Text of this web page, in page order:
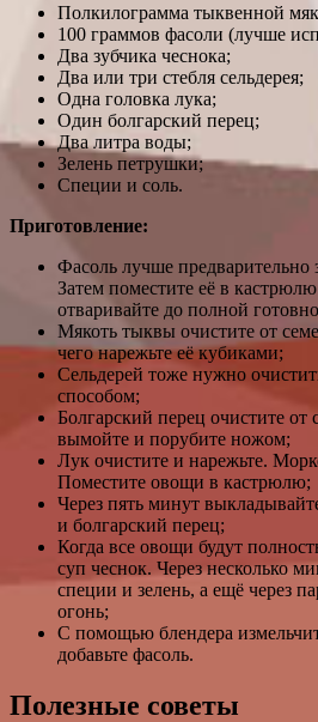
Полкилограмма тыквенной
100 граммов фасоли (лучше
Два зубчика чеснока;
Два или три стебля сельдерея;
Одна головка лука;
Один болгарский перец;
Два литра воды;
Зелень петрушки;
Специи и соль.
Приготовление:
Фасоль лучше предварительно
Затем поместите её в
отваривайте до полной
Мякоть тыквы очистите от
чего нарежьте её кубиками;
Сельдерей тоже нужно
способом;
Болгарский перец очистите от
вымойте и порубите ножом;
Лук очистите и нарежьте.
Поместите овощи в кастрюлю;
Через пять минут
и болгарский перец;
Когда все овощи будут
суп чеснок. Через несколько
специи и зелень, а ещё через
огонь;
С помощью блендера
добавьте фасоль.
Полезные советы